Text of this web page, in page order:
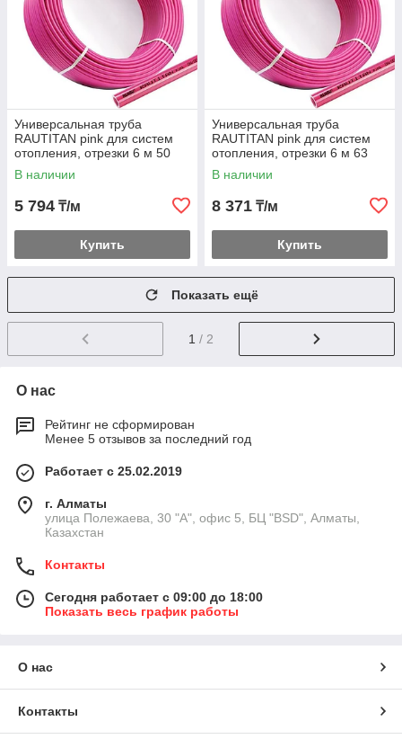
Универсальная труба
RAUTITAN pink для систем
отопления, отрезки 6 м 50
В наличии
5 794 ₸/м
Купить
Универсальная труба
RAUTITAN pink для систем
отопления, отрезки 6 м 63
В наличии
8 371 ₸/м
Купить
Показать ещё
1 / 2
О нас
Рейтинг не сформирован
Менее 5 отзывов за последний год
Работает с 25.02.2019
г. Алматы
улица Полежаева, 30 "А", офис 5, БЦ "BSD", Алматы,
Казахстан
Контакты
Сегодня работает с 09:00 до 18:00
Показать весь график работы
О нас
Контакты